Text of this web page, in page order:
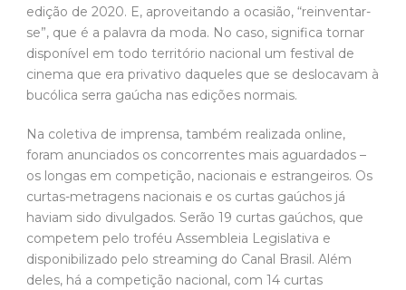
edição de 2020. E, aproveitando a ocasião, “reinventar-
se”, que é a palavra da moda. No caso, significa tornar
disponível em todo território nacional um festival de
cinema que era privativo daqueles que se deslocavam à
bucólica serra gaúcha nas edições normais.
Na coletiva de imprensa, também realizada online,
foram anunciados os concorrentes mais aguardados –
os longas em competição, nacionais e estrangeiros. Os
curtas-metragens nacionais e os curtas gaúchos já
haviam sido divulgados. Serão 19 curtas gaúchos, que
competem pelo troféu Assembleia Legislativa e
disponibilizado pelo streaming do Canal Brasil. Além
deles, há a competição nacional, com 14 curtas